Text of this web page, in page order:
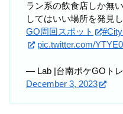
ラン系の飲食店しか無
してはいい場所を発見
GO周回スポット
pic.twitter.com/
— Lab |台南ポケGOト
December 3, 2023